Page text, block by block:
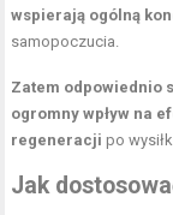
wspierają ogólną
samopoczucia.
Zatem odpowiednio
ogromny wpływ na
regeneracji po
Jak